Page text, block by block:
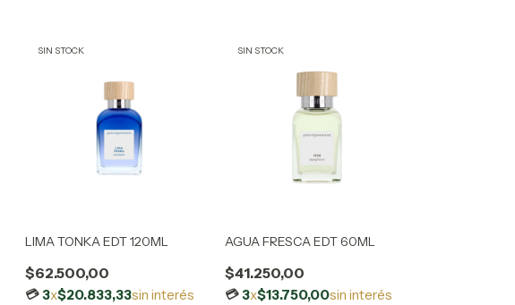
SIN STOCK
LIMA TONKA EDT 120ML
$62.500,00
3x$20.833,33sin interés
SIN STOCK
AGUA FRESCA EDT 60ML
$41.250,00
3x$13.750,00sin interés